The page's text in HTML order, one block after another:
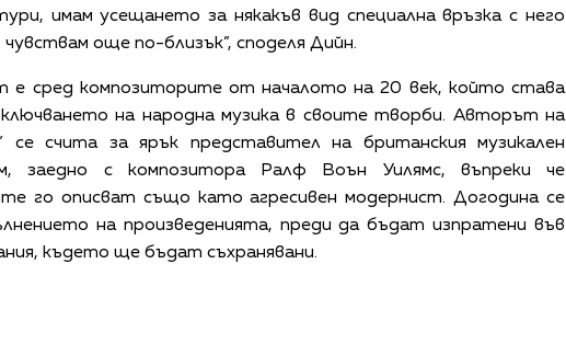
имам усещането за някакъв вид специална връзка с него
чувствам още по-близък”, споделя Дийн.
е сред композиторите от началото на 20 век, който става
на народна музика в своите творби. Авторът на
се счита за ярък представител на британския музикален
заедно с композитора Ралф Воън Уилямс, въпреки че
го описват също като агресивен модернист. Догодина се
на произведенията, преди да бъдат изпратени във
където ще бъдат съхранявани.